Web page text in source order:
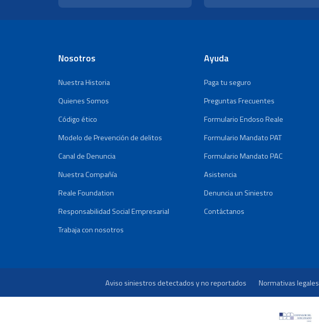
Nosotros
Nuestra Historia
Quienes Somos
Código ético
Modelo de Prevención de delitos
Canal de Denuncia
Nuestra Compañía
Reale Foundation
Responsabilidad Social Empresarial
Trabaja con nosotros
Ayuda
Paga tu seguro
Preguntas Frecuentes
Formulario Endoso Reale
Formulario Mandato PAT
Formulario Mandato PAC
Asistencia
Denuncia un Siniestro
Contáctanos
Aviso siniestros detectados y no reportados Normativas legales